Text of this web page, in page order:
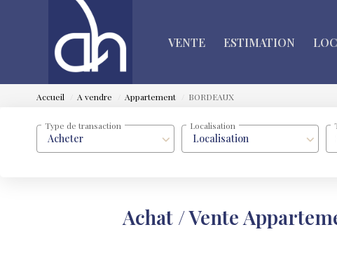
VENTE ESTIMATION
Accueil A vendre Appartement BORDEAUX
Acheter
Type de transaction
Localisation
Localisation
Achat / Vente